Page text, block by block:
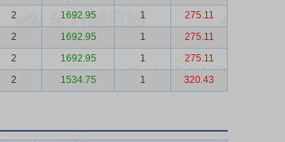
2 1692.95 1
275.11
2 1692.95 1
275.11
2 1692.95 1
275.11
2 1534.75 1 320.43